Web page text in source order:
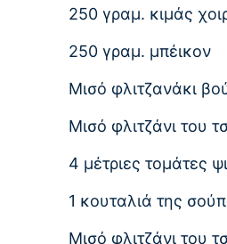
250 γραμ. κιμάς
250 γραμ. μπέικον
Μισό φλιτζανάκι
Μισό φλιτζάνι του
4 μέτριες τομάτες
1 κουταλιά της
Μισό φλιτζάνι του